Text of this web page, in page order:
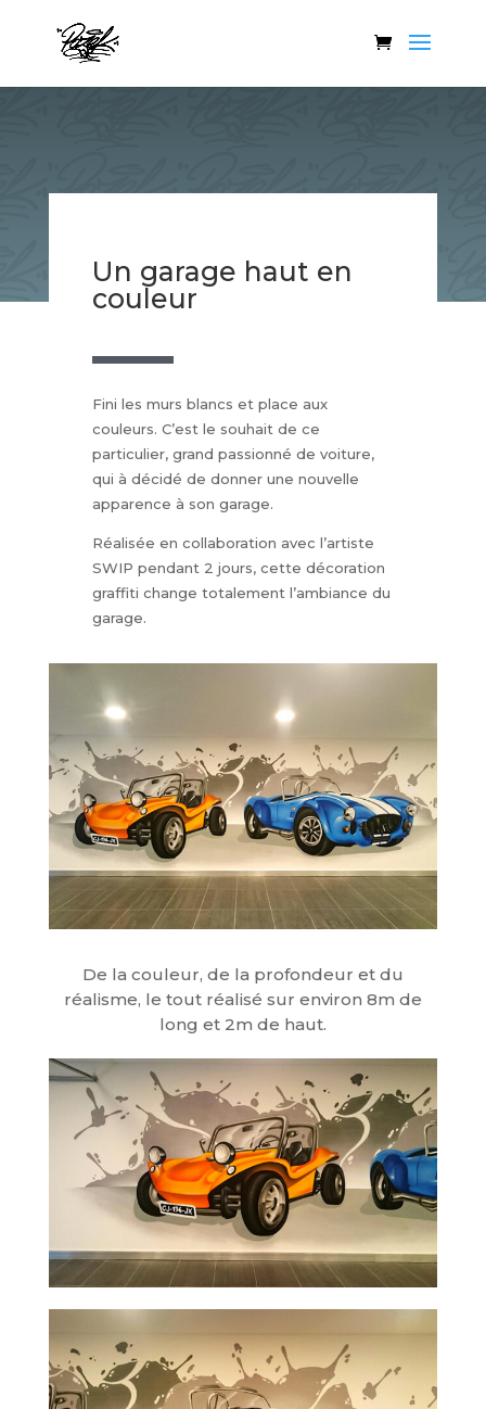
Un garage haut en
couleur
Fini les murs blancs et place aux
couleurs. C’est le souhait de ce
particulier, grand passionné de voiture,
qui à décidé de donner une nouvelle
apparence à son garage.
Réalisée en collaboration avec l’artiste
SWIP pendant 2 jours, cette décoration
graffiti change totalement l’ambiance du
garage.
De la couleur, de la profondeur et du
réalisme, le tout réalisé sur environ 8m de
long et 2m de haut.